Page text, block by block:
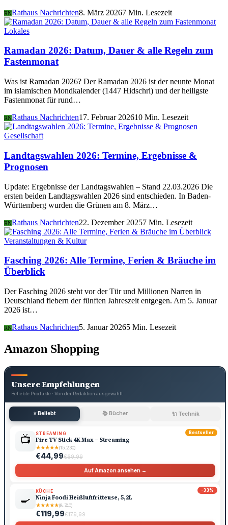
RNRathaus Nachrichten8. März 20267 Min. Lesezeit
Lokales
Ramadan 2026: Datum, Dauer & alle Regeln zum
Fastenmonat
Was ist Ramadan 2026? Der Ramadan 2026 ist der neunte Monat
im islamischen Mondkalender (1447 Hidschri) und der heiligste
Fastenmonat für rund…
RNRathaus Nachrichten17. Februar 202610 Min. Lesezeit
Gesellschaft
Landtagswahlen 2026: Termine, Ergebnisse &
Prognosen
Update: Ergebnisse der Landtagswahlen – Stand 22.03.2026 Die
ersten beiden Landtagswahlen 2026 sind entschieden. In Baden-
Württemberg wurden die Grünen am 8. März…
RNRathaus Nachrichten22. Dezember 20257 Min. Lesezeit
Veranstaltungen & Kultur
Fasching 2026: Alle Termine, Ferien & Bräuche im
Überblick
Der Fasching 2026 steht vor der Tür und Millionen Narren in
Deutschland fiebern der fünften Jahreszeit entgegen. Am 5. Januar
2026 ist…
RNRathaus Nachrichten5. Januar 20265 Min. Lesezeit
Amazon Shopping
Unsere Empfehlungen
Beliebte Produkte · Von der Redaktion ausgewählt
⭐ Beliebt 📚 Bücher 🔌 Technik
Bestseller
📺 STREAMING
Fire TV Stick 4K Max – Streaming
★★★★★(15.230)
€44,99€69,99
Auf Amazon ansehen →
-33%
🍳
KÜCHE
Ninja Foodi Heißluftfritteuse, 5,2L
★★★★★(8.740)
€119,99€179,99